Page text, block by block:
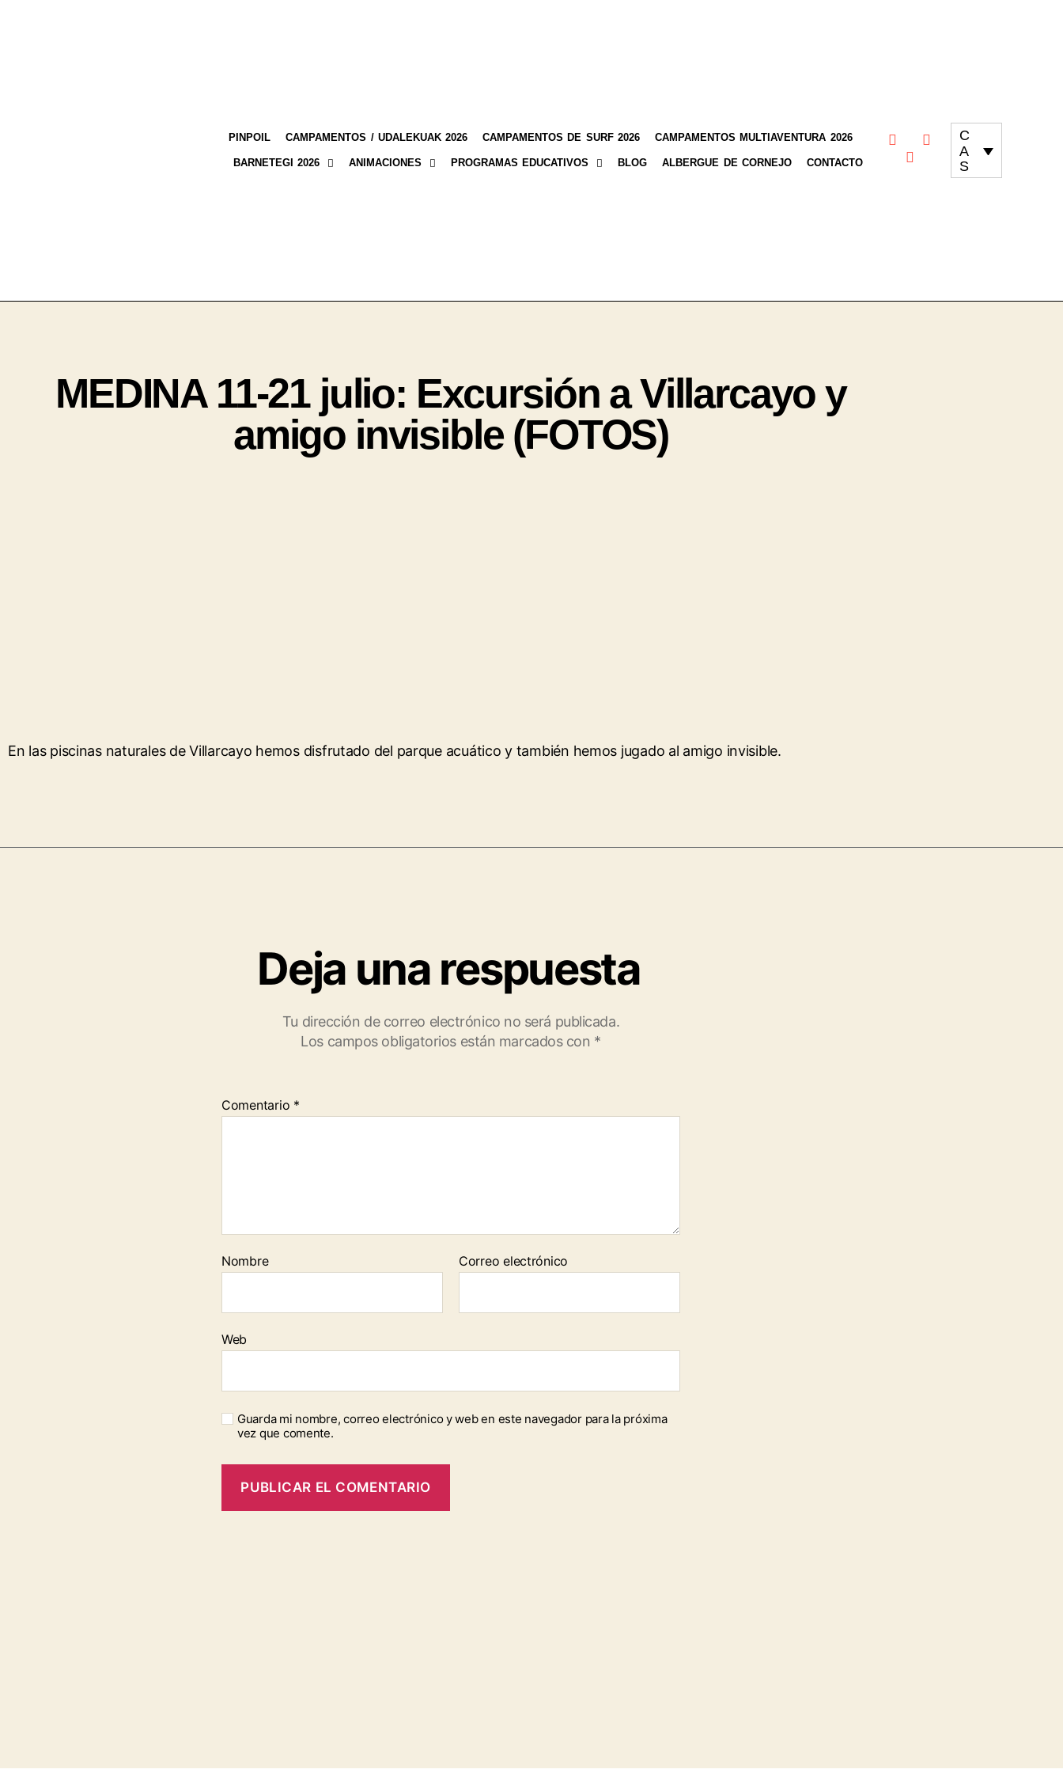
PINPOIL CAMPAMENTOS / UDALEKUAK 2026 CAMPAMENTOS DE SURF 2026 CAMPAMENTOS MULTIAVENTURA 2026
BARNETEGI 2026 ANIMACIONES PROGRAMAS EDUCATIVOS BLOG ALBERGUE DE CORNEJO CONTACTO
C
A
S
MEDINA 11-21 julio: Excursión a Villarcayo y
amigo invisible (FOTOS)
En las piscinas naturales de Villarcayo hemos disfrutado del parque acuático y también hemos jugado al amigo invisible.
Deja una respuesta
Tu dirección de correo electrónico no será publicada.
Los campos obligatorios están marcados con *
Comentario *
Nombre Correo electrónico
Web
Guarda mi nombre, correo electrónico y web en este navegador para la próxima
vez que comente.